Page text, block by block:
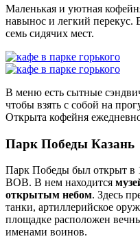
Маленькая и уютная
навынос и легкий перекус.
семь сидячих мест.
В меню есть сытные
чтобы взять с собой на
Открыта кофейня
Парк Победы Казань
Парк Победы был открыт в
ВОВ. В нем находится
открытым небом. Здесь
танки, артиллерийское
площадке расположен
именами воинов.